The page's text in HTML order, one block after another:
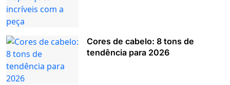
Cores de cabelo: 8 tons de
tendência para 2026